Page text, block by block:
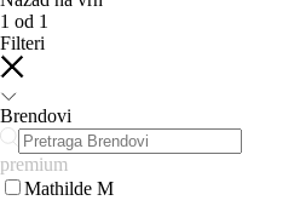
1 od 1
Filteri
Brendovi
premium
Mathilde M